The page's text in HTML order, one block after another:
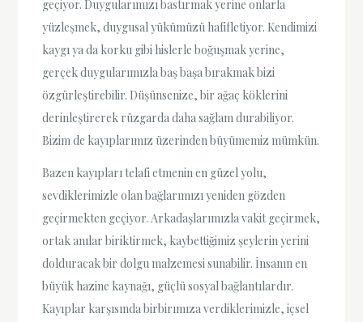
geçiyor. Duygularımızı bastırmak yerine onlarla
yüzleşmek, duygusal yükümüzü hafifletiyor. Kendimizi
kaygı ya da korku gibi hislerle boğuşmak yerine,
gerçek duygularımızla baş başa bırakmak bizi
özgürleştirebilir. Düşünsenize, bir ağaç köklerini
derinleştirerek rüzgarda daha sağlam durabiliyor.
Bizim de kayıplarımız üzerinden büyümemiz mümkün.
Bazen kayıpları telafi etmenin en güzel yolu,
sevdiklerimizle olan bağlarımızı yeniden gözden
geçirmekten geçiyor. Arkadaşlarımızla vakit geçirmek,
ortak anılar biriktirmek, kaybettiğimiz şeylerin yerini
dolduracak bir dolgu malzemesi sunabilir. İnsanın en
büyük hazine kaynağı, güçlü sosyal bağlantılardır.
Kayıplar karşısında birbirımıza verdiklerimizle, içsel